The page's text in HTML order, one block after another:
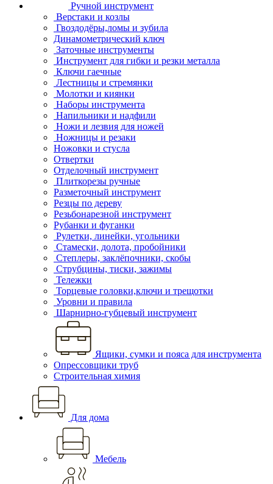
Ручной инструмент
Верстаки и козлы
Гвоздодёры,ломы и зубила
Динамометрический ключ
Заточные инструменты
Инструмент для гибки и резки металла
Ключи гаечные
Лестницы и стремянки
Молотки и киянки
Наборы инструмента
Напильники и надфили
Ножи и лезвия для ножей
Ножницы и резаки
Ножовки и стусла
Отвертки
Отделочный инструмент
Плиткорезы ручные
Разметочный инструмент
Резцы по дереву
Резьбонарезной инструмент
Рубанки и фуганки
Рулетки, линейки, угольники
Стамески, долота, пробойники
Степлеры, заклёпочники, скобы
Струбцины, тиски, зажимы
Тележки
Торцевые головки,ключи и трещотки
Уровни и правила
Шарнирно-губцевый инструмент
Ящики, сумки и пояса для инструмента
Опрессовщики труб
Строительная химия
Для дома
Мебель